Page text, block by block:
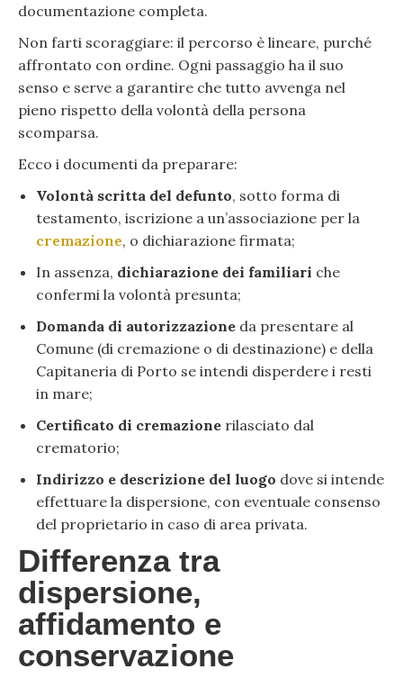
documentazione completa.
Non farti scoraggiare: il percorso è lineare, purché
affrontato con ordine. Ogni passaggio ha il suo
senso e serve a garantire che tutto avvenga nel
pieno rispetto della volontà della persona
scomparsa.
Ecco i documenti da preparare:
Volontà scritta del defunto, sotto forma di
testamento, iscrizione a un’associazione per la
cremazione, o dichiarazione firmata;
In assenza, dichiarazione dei familiari che
confermi la volontà presunta;
Domanda di autorizzazione da presentare al
Comune (di cremazione o di destinazione) e della
Capitaneria di Porto se intendi disperdere i resti
in mare;
Certificato di cremazione rilasciato dal
crematorio;
Indirizzo e descrizione del luogo dove si intende
effettuare la dispersione, con eventuale consenso
del proprietario in caso di area privata.
Differenza tra
dispersione,
affidamento e
conservazione